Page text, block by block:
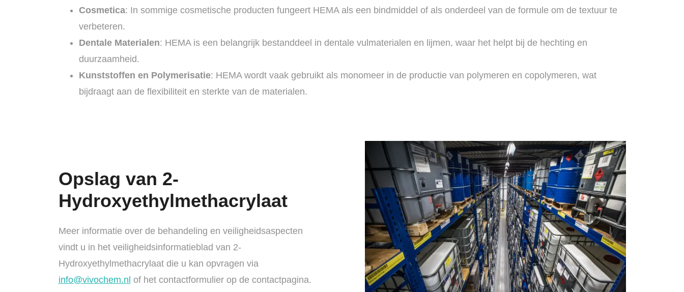
Cosmetica: In sommige cosmetische producten fungeert HEMA als een bindmiddel of als onderdeel van de formule om de textuur te
verbeteren.
Dentale Materialen: HEMA is een belangrijk bestanddeel in dentale vulmaterialen en lijmen, waar het helpt bij de hechting en
duurzaamheid.
Kunststoffen en Polymerisatie: HEMA wordt vaak gebruikt als monomeer in de productie van polymeren en copolymeren, wat
bijdraagt aan de flexibiliteit en sterkte van de materialen.
Opslag van 2-
Hydroxyethylmethacrylaat
Meer informatie over de behandeling en veiligheidsaspecten
vindt u in het veiligheidsinformatieblad van 2-
Hydroxyethylmethacrylaat die u kan opvragen via
info@vivochem.nl of het contactformulier op de contactpagina.